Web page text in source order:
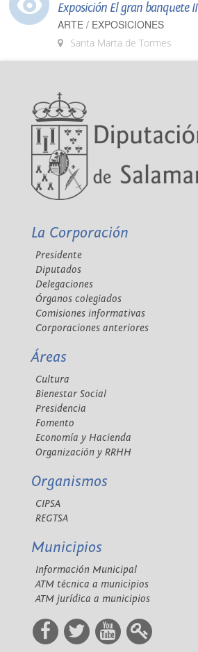
Exposición El gran banquete II
ARTE / EXPOSICIONES
Santa Marta de Tormes
La Corporación
Presidente
Diputados
Delegaciones
Órganos colegiados
Comisiones informativas
Corporaciones anteriores
Áreas
Cultura
Bienestar Social
Presidencia
Fomento
Economía y Hacienda
Organización y RRHH
Organismos
CIPSA
REGTSA
Municipios
Información Municipal
ATM técnica a municipios
ATM jurídica a municipios